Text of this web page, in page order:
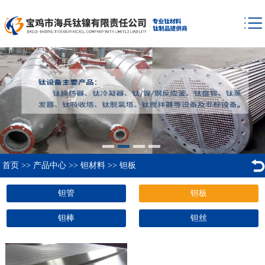
首页 >> 产品中心 >> 钽材料 >> 钽板
钽管 钽板
钽棒 钽丝